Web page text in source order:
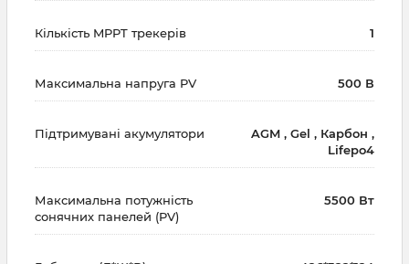
Кількість MPPT трекерів 1
Максимальна напруга PV 500 В
Підтримувані акумулятори
AGM , Gel , Карбон ,
Lifepo4
Максимальна потужність
сонячних панелей (PV)
5500 Вт